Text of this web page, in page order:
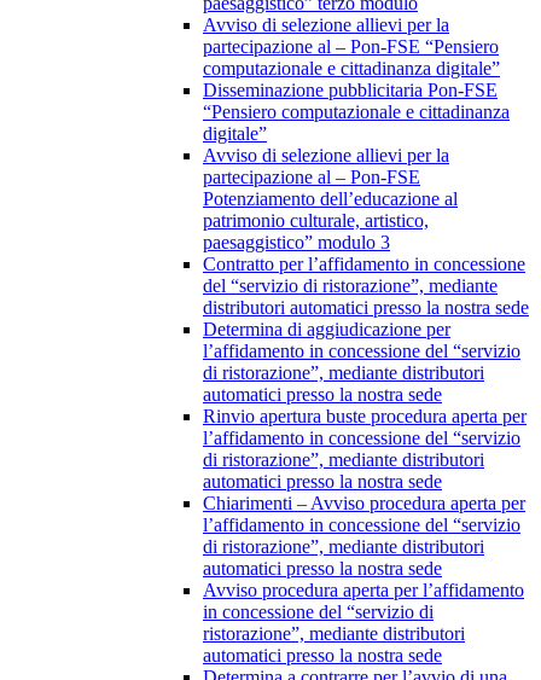
Avviso di selezione allievi per la
partecipazione al – Pon-FSE “Pensiero
computazionale e cittadinanza digitale”
Disseminazione pubblicitaria Pon-FSE
“Pensiero computazionale e cittadinanza
digitale”
Avviso di selezione allievi per la
partecipazione al – Pon-FSE
Potenziamento dell’educazione al
patrimonio culturale, artistico,
paesaggistico” modulo 3
Contratto per l’affidamento in concessione
del “servizio di ristorazione”, mediante
distributori automatici presso la nostra sede
Determina di aggiudicazione per
l’affidamento in concessione del “servizio
di ristorazione”, mediante distributori
automatici presso la nostra sede
Rinvio apertura buste procedura aperta per
l’affidamento in concessione del “servizio
di ristorazione”, mediante distributori
automatici presso la nostra sede
Chiarimenti – Avviso procedura aperta per
l’affidamento in concessione del “servizio
di ristorazione”, mediante distributori
automatici presso la nostra sede
Avviso procedura aperta per l’affidamento
in concessione del “servizio di
ristorazione”, mediante distributori
automatici presso la nostra sede